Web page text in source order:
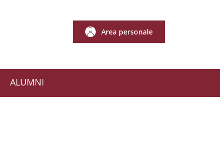
Area personale
Area personale
ALUMNI